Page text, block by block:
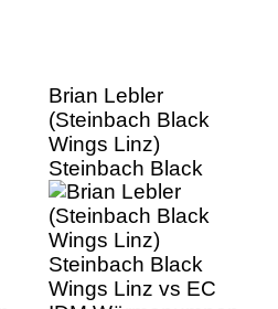
Brian Lebler
(Steinbach Black
Wings Linz)
Steinbach Black
Wings Linz vs EC
IDM Wärmepumpen
VSV, 2. Runde ICE
Eishockey Liga,
Linz AG Eisarena